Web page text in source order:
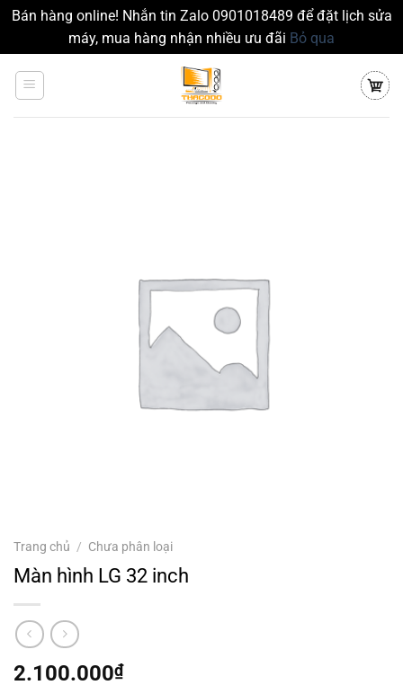
Bán hàng online! Nhắn tin Zalo 0901018489 để đặt lịch sửa
máy, mua hàng nhận nhiều ưu đãi Bỏ qua
đến
Trang chủ / Chưa phân loại
Màn hình LG 32 inch
2.100.000₫